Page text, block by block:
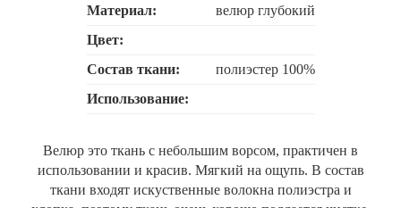
Материал:
велюр глубокий
Цвет:
Состав ткани:
полиэстер 100%
Использование:
Велюр это ткань с небольшим ворсом, практичен в
использовании и красив. Мягкий на ощупь. В состав
ткани входят искуственные волокна полиэстра и